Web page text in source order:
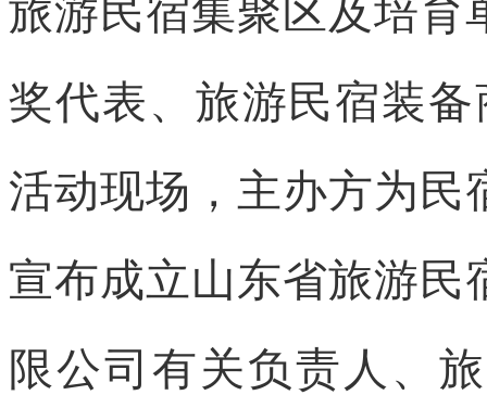
旅游民宿集聚区及培育
奖代表、旅游民宿装
活动现场，主办方为民
宣布成立山东省旅游民
限公司有关负责人、